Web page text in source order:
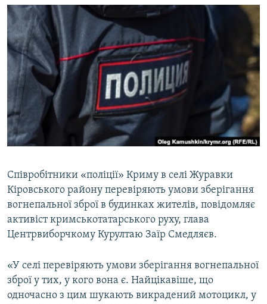
УКРАЇНА
СВІТ
СХЕМИ
КИТАЙ.ВИКЛИКИ
МУЛЬТИМЕДІА
ФОТО
СПЕЦПРОЄКТИ
ПОДКАСТИ
РУС
УКР
Співробітники «поліції» Криму в селі Журавки
Кіровського району перевіряють умови зберігання
вогнепальної зброї в будинках жителів, повідомляє
активіст кримськотатарського руху, глава
Центрвиборчкому Курултаю Заїр Смедляєв.
«У селі перевіряють умови зберігання вогнепальної
зброї у тих, у кого вона є. Найцікавіше, що
одночасно з цим шукають викрадений мотоцикл, у